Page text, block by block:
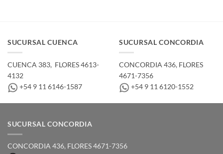
SUCURSAL CUENCA
CUENCA 383, ­ FLORES 4613-
4132
+54 9 11 6146-1587
SUCURSAL CONCORDIA
CONCORDIA 436,­ FLORES
4671-7356
+54 9 11 6120-1552
SUCURSAL CONCORDIA
CONCORDIA 436,­ FLORES 4671-7356